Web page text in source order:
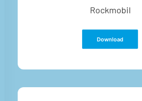
Rockmobil
Download